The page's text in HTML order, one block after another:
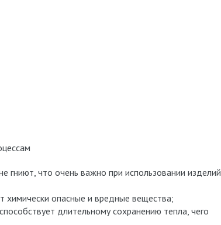
гниют, что очень важно при использовании изделий
химически опасные и вредные вещества;
длительному сохранению тепла, чего